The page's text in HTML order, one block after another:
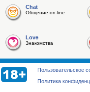
Chat
Общение on-line
Love
Знакомства
Пользовательское
Политика